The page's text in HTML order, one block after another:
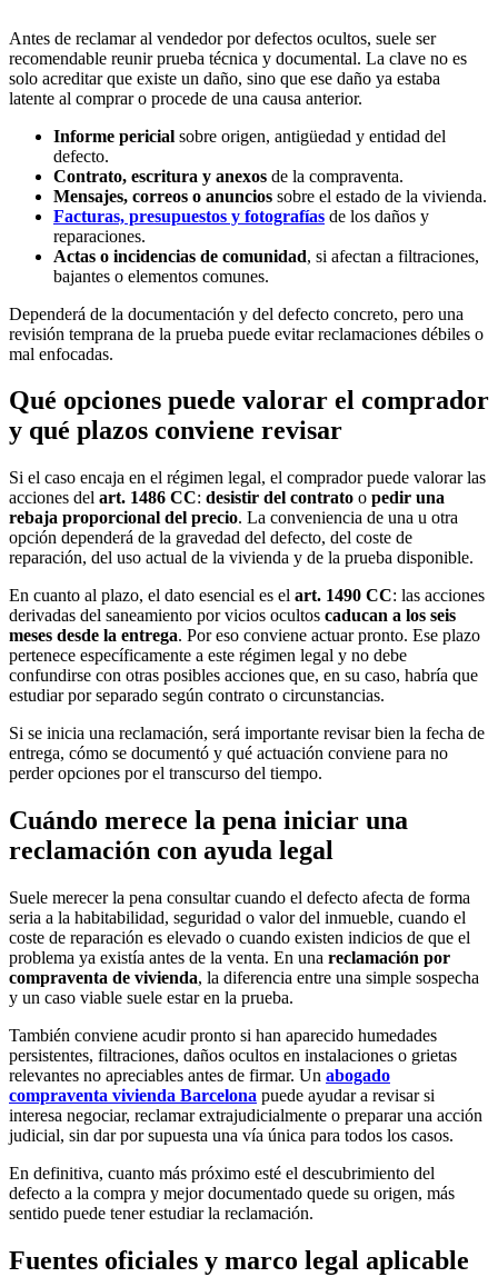
Antes de reclamar al vendedor por defectos ocultos, suele ser
recomendable reunir prueba técnica y documental. La clave no es
solo acreditar que existe un daño, sino que ese daño ya estaba
latente al comprar o procede de una causa anterior.
Informe pericial sobre origen, antigüedad y entidad del
defecto.
Contrato, escritura y anexos de la compraventa.
Mensajes, correos o anuncios sobre el estado de la vivienda.
Facturas, presupuestos y fotografías de los daños y
reparaciones.
Actas o incidencias de comunidad, si afectan a filtraciones,
bajantes o elementos comunes.
Dependerá de la documentación y del defecto concreto, pero una
revisión temprana de la prueba puede evitar reclamaciones débiles o
mal enfocadas.
Qué opciones puede valorar el comprador
y qué plazos conviene revisar
Si el caso encaja en el régimen legal, el comprador puede valorar las
acciones del art. 1486 CC: desistir del contrato o pedir una
rebaja proporcional del precio. La conveniencia de una u otra
opción dependerá de la gravedad del defecto, del coste de
reparación, del uso actual de la vivienda y de la prueba disponible.
En cuanto al plazo, el dato esencial es el art. 1490 CC: las acciones
derivadas del saneamiento por vicios ocultos caducan a los seis
meses desde la entrega. Por eso conviene actuar pronto. Ese plazo
pertenece específicamente a este régimen legal y no debe
confundirse con otras posibles acciones que, en su caso, habría que
estudiar por separado según contrato o circunstancias.
Si se inicia una reclamación, será importante revisar bien la fecha de
entrega, cómo se documentó y qué actuación conviene para no
perder opciones por el transcurso del tiempo.
Cuándo merece la pena iniciar una
reclamación con ayuda legal
Suele merecer la pena consultar cuando el defecto afecta de forma
seria a la habitabilidad, seguridad o valor del inmueble, cuando el
coste de reparación es elevado o cuando existen indicios de que el
problema ya existía antes de la venta. En una reclamación por
compraventa de vivienda, la diferencia entre una simple sospecha
y un caso viable suele estar en la prueba.
También conviene acudir pronto si han aparecido humedades
persistentes, filtraciones, daños ocultos en instalaciones o grietas
relevantes no apreciables antes de firmar. Un abogado
compraventa vivienda Barcelona puede ayudar a revisar si
interesa negociar, reclamar extrajudicialmente o preparar una acción
judicial, sin dar por supuesta una vía única para todos los casos.
En definitiva, cuanto más próximo esté el descubrimiento del
defecto a la compra y mejor documentado quede su origen, más
sentido puede tener estudiar la reclamación.
Fuentes oficiales y marco legal aplicable